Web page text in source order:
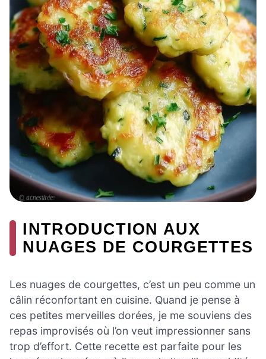
INTRODUCTION AUX
NUAGES DE COURGETTES
Les nuages de courgettes, c’est un peu comme un
câlin réconfortant en cuisine. Quand je pense à
ces petites merveilles dorées, je me souviens des
repas improvisés où l’on veut impressionner sans
trop d’effort. Cette recette est parfaite pour les